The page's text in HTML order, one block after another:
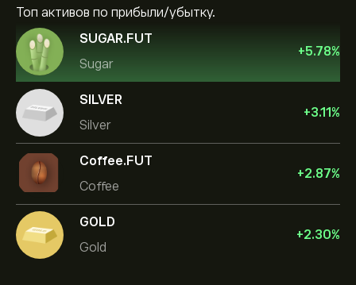
Топ активов по прибыли/убытку.
SUGAR.FUT
Sugar
+5.78%
SILVER
Silver
+3.11%
Coffee.FUT
Coffee
+2.87%
GOLD
Gold
+2.30%